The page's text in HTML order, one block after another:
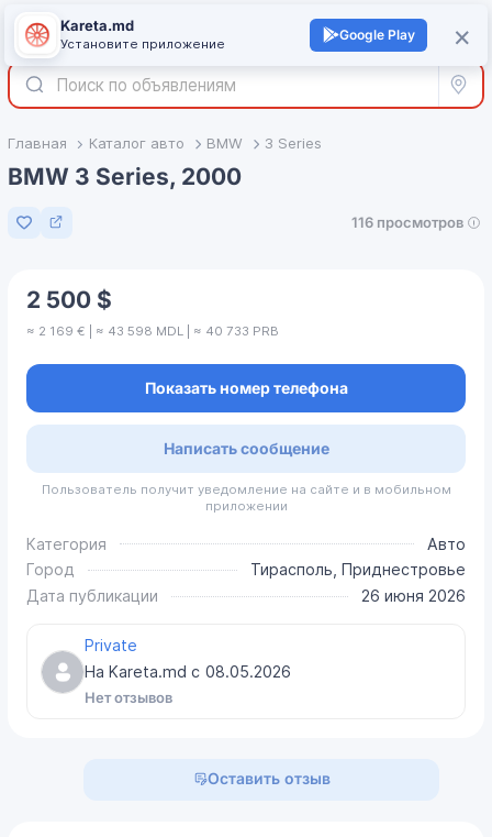
Войти +
Все
Главная Каталог авто BMW 3 Series
BMW 3 Series, 2000
Добавить в избранное
116 просмотров
2 500 $
≈ 2 169 € | ≈ 43 598 MDL | ≈ 40 733 PRB
Показать номер телефона
Написать сообщение
Пользователь получит уведомление на сайте и в мобильном
приложении
Категория
Авто
Город
Тирасполь, Приднестровье
Дата публикации
26 июня 2026
Private
На Kareta.md с 08.05.2026
Нет отзывов
Оставить отзыв
×
Kareta.md
Установите приложение
Google Play